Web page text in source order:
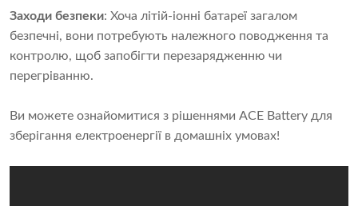
Заходи безпеки: Хоча літій-іонні батареї загалом
безпечні, вони потребують належного поводження та
контролю, щоб запобігти перезарядженню чи
перегріванню.
Ви можете ознайомитися з рішеннями ACE Battery для
зберігання електроенергії в домашніх умовах!